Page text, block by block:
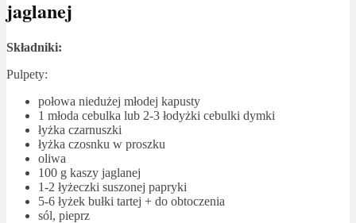
jaglanej
Składniki:
Pulpety:
połowa niedużej młodej kapusty
1 młoda cebulka lub 2-3 łodyżki cebulki dymki
łyżka czarnuszki
łyżka czosnku w proszku
oliwa
100 g kaszy jaglanej
1-2 łyżeczki suszonej papryki
5-6 łyżek bułki tartej + do obtoczenia
sól, pieprz